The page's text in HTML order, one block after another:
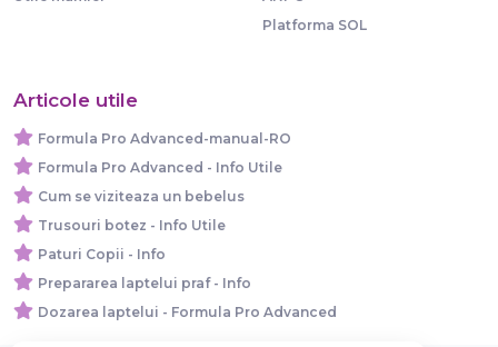
Platforma SOL
Articole utile
Formula Pro Advanced-manual-RO
Formula Pro Advanced - Info Utile
Cum se viziteaza un bebelus
Trusouri botez - Info Utile
Paturi Copii - Info
Prepararea laptelui praf - Info
Dozarea laptelui - Formula Pro Advanced